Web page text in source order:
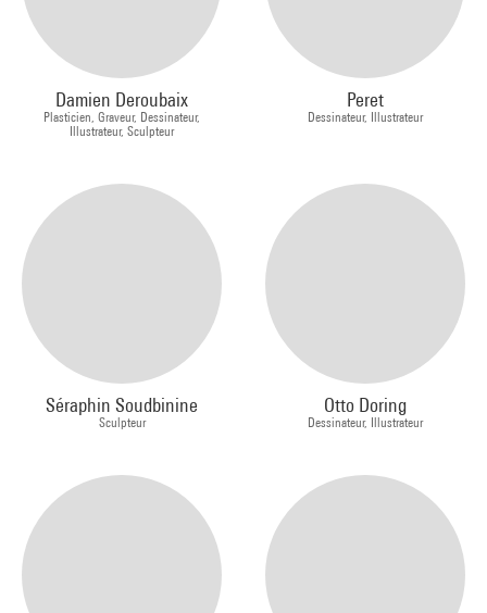
Damien Deroubaix
Plasticien, Graveur, Dessinateur,
Illustrateur, Sculpteur
Peret
Dessinateur, Illustrateur
Séraphin Soudbinine
Sculpteur
Otto Doring
Dessinateur, Illustrateur